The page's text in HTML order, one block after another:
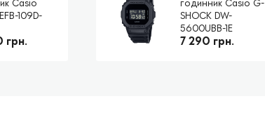
Casio
109D-
грн.
годинник Casio G-
SHOCK DW-
5600UBB-1E
7 290 грн.